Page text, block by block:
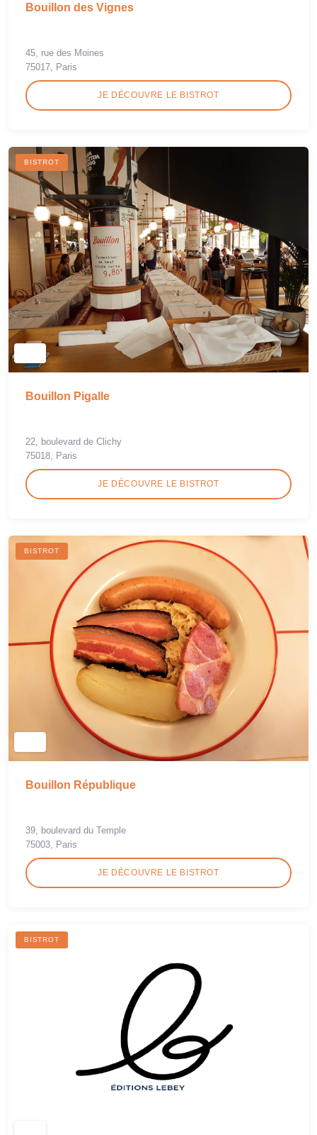
Bouillon des Vignes
45, rue des Moines
75017, Paris
JE DÉCOUVRE LE BISTROT
BISTROT
Bouillon Pigalle
22, boulevard de Clichy
75018, Paris
JE DÉCOUVRE LE BISTROT
BISTROT
Bouillon République
39, boulevard du Temple
75003, Paris
JE DÉCOUVRE LE BISTROT
BISTROT